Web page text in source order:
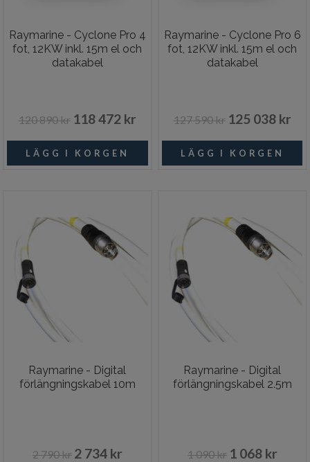
Raymarine - Cyclone Pro 4
fot, 12KW inkl. 15m el och
datakabel
120 890 kr 118 472 kr
Raymarine - Cyclone Pro 6
fot, 12KW inkl. 15m el och
datakabel
127 590 kr 125 038 kr
Raymarine - Digital
förlängningskabel 10m
2 790 kr 2 734 kr
Raymarine - Digital
förlängningskabel 2.5m
1 090 kr 1 068 kr